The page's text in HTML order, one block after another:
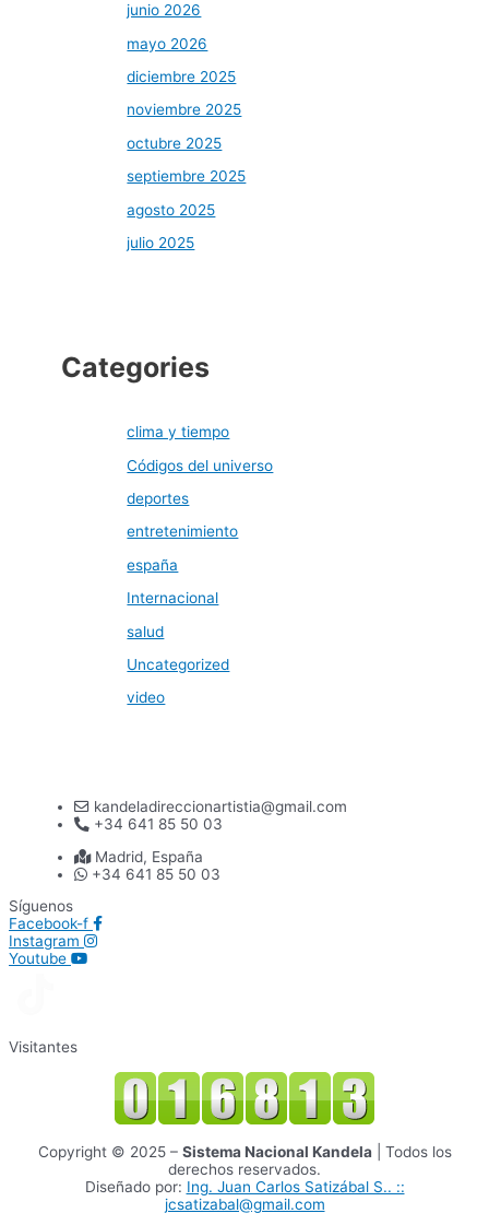
junio 2026
mayo 2026
diciembre 2025
noviembre 2025
octubre 2025
septiembre 2025
agosto 2025
julio 2025
Categories
clima y tiempo
Códigos del universo
deportes
entretenimiento
españa
Internacional
salud
Uncategorized
video
kandeladireccionartistia@gmail.com
+34 641 85 50 03
Madrid, España
+34 641 85 50 03
Síguenos
Facebook-f
Instagram
Youtube
Visitantes
Copyright © 2025 – Sistema Nacional Kandela| Todos los
derechos reservados.
Diseñado por: Ing. Juan Carlos Satizábal S.. ::
jcsatizabal@gmail.com